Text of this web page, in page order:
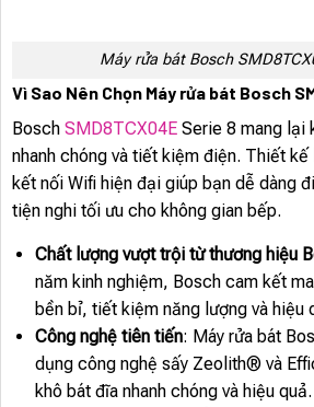
Máy rửa bát Bosch
Vì Sao Nên Chọn Máy rửa bát Bosch
Bosch SMD8TCX04E Serie 8 mang lại
nhanh chóng và tiết kiệm điện. Thiết kế
kết nối Wifi hiện đại giúp bạn dễ dàng
tiện nghi tối ưu cho không gian bếp.
Chất lượng vượt trội từ thương hiệu
năm kinh nghiệm, Bosch cam kết
bền bỉ, tiết kiệm năng lượng và hiệu
Công nghệ tiên tiến: Máy rửa bát
dụng công nghệ sấy Zeolith® và
khô bát đĩa nhanh chóng và hiệu quả.